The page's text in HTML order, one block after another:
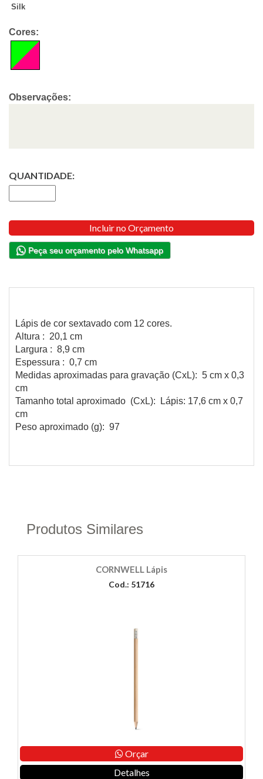
Silk
Cores:
Observações:
QUANTIDADE:
Incluir no Orçamento
Peça seu orçamento pelo Whatsapp
Lápis de cor sextavado com 12 cores.
Altura : 20,1 cm
Largura : 8,9 cm
Espessura : 0,7 cm
Medidas aproximadas para gravação (CxL): 5 cm x 0,3
cm
Tamanho total aproximado (CxL): Lápis: 17,6 cm x 0,7
cm
Peso aproximado (g): 97
Produtos Similares
CORNWELL Lápis
Cod.: 51716
Orçar
Detalhes